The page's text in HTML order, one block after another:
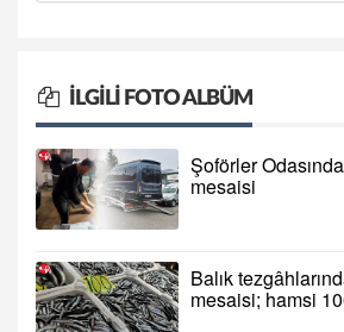
İLGILI FOTO ALBÜM
Şoförler
mesaisi
Balık
mesaisi; hamsi